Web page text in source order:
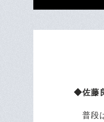
◆佐藤
普段